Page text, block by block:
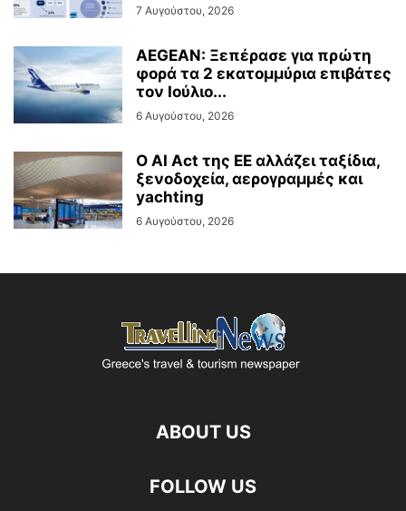
7 Αυγούστου, 2026
AEGEAN: Ξεπέρασε για πρώτη
φορά τα 2 εκατομμύρια επιβάτες
τον Ιούλιο...
6 Αυγούστου, 2026
Ο AI Act της ΕΕ αλλάζει ταξίδια,
ξενοδοχεία, αερογραμμές και
yachting
6 Αυγούστου, 2026
ABOUT US
FOLLOW US